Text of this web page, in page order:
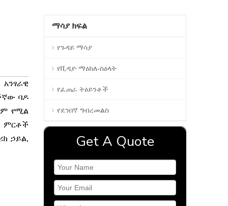
ባዶ
የሚል
ምርቶች
ኃይል,
ማሳያ ክፍል
የጉዳይ ማሳያ
የቪዲዮ ማዕከለ-ስዕላት
የፈጠራ ትዕይንቶች
የደንበኛ ግብረመልስ
Get A Quote